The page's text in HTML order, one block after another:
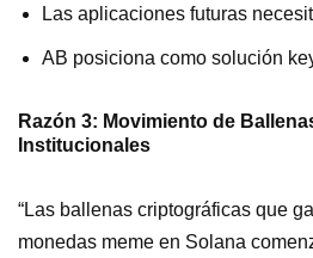
Las aplicaciones futuras
AB posiciona como solución
Razón 3: Movimiento de
Institucionales
“Las ballenas criptográficas que
monedas meme en Solana